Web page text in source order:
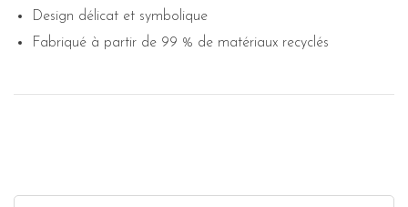
Design délicat et symbolique
Fabriqué à partir de 99 % de matériaux recyclés